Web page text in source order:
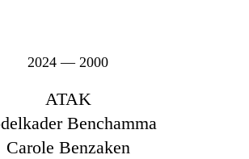
2024 — 2000
ATAK
Benchamma
Carole Benzaken